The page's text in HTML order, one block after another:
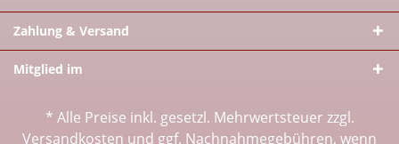
Zahlung & Versand
Mitglied im
* Alle Preise inkl. gesetzl. Mehrwertsteuer zzgl.
Versandkosten und ggf. Nachnahmegebühren, wenn